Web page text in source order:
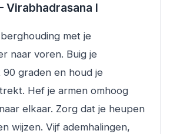
Virabhadrasana I
met je
naar voren. Buig je
graden en houd je
Hef je armen omhoog
elkaar. Zorg dat je heupen
wijzen. Vijf ademhalingen,